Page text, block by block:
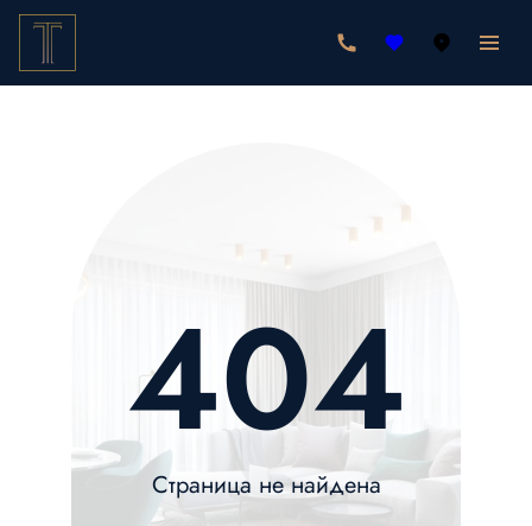
404
Страница не найдена